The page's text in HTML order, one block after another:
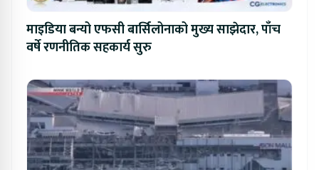
माइडिया बन्यो एफसी बार्सिलोनाको मुख्य साझेदार, पाँच
वर्षे रणनीतिक सहकार्य सुरु